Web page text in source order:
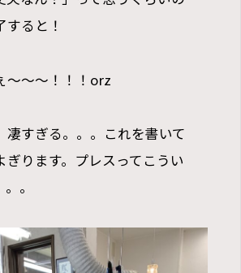
すると！
〜〜〜！！！orz
凄すぎる。。。これを書いて
ぎります。プレスってこうい
。